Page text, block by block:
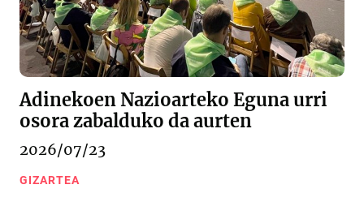
Adinekoen Nazioarteko Eguna urri
osora zabalduko da aurten
2026/07/23
GIZARTEA